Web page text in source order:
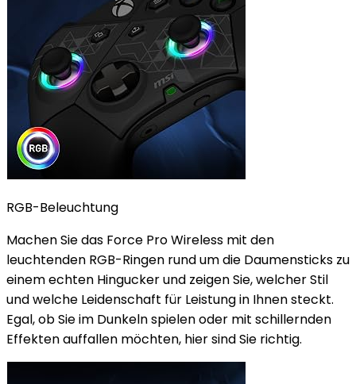
RGB-Beleuchtung
Machen Sie das Force Pro Wireless mit den
leuchtenden RGB-Ringen rund um die Daumensticks zu
einem echten Hingucker und zeigen Sie, welcher Stil
und welche Leidenschaft für Leistung in Ihnen steckt.
Egal, ob Sie im Dunkeln spielen oder mit schillernden
Effekten auffallen möchten, hier sind Sie richtig.